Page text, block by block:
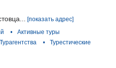
[показать адрес]
•
Активные туры
Турагентства •
Турестические